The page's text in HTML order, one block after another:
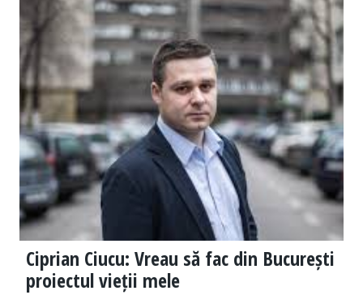
Ciprian Ciucu: Vreau să fac din București
proiectul vieții mele